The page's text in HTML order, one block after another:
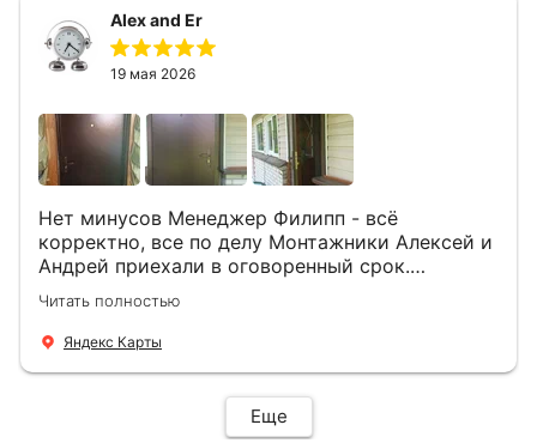
Alex and Er
19 мая 2026
Нет минусов Менеджер Филипп - всё
корректно, все по делу Монтажники Алексей и
Андрей приехали в оговоренный срок.
Демонтировали старую дверь и установили
новую буквально за час Быстро и качественно
+ нормальные цены Всем большое спасибо
Читать полностью
Яндекс Карты
Еще